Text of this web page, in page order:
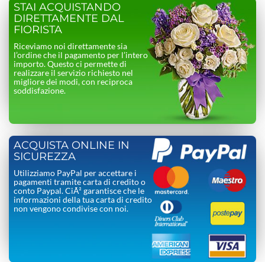
STAI ACQUISTANDO
DIRETTAMENTE DAL
FIORISTA
Riceviamo noi direttamente sia
l’ordine che il pagamento per l’intero
importo. Questo ci permette di
realizzare il servizio richiesto nel
migliore dei modi, con reciproca
soddisfazione.
ACQUISTA ONLINE IN
SICUREZZA
Utilizziamo PayPal per accettare i
pagamenti tramite carta di credito o
conto Paypal. CiÃ² garantisce che le
informazioni della tua carta di credito
non vengono condivise con noi.